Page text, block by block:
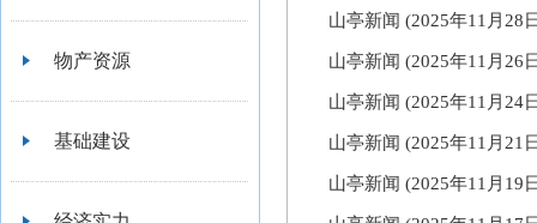
物产资源
基础建设
山亭新闻 (2025年11月28
山亭新闻 (2025年11月26
山亭新闻 (2025年11月24
山亭新闻 (2025年11月21
山亭新闻 (2025年11月19